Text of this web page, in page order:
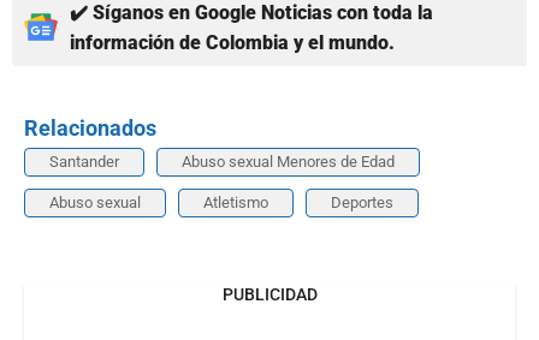
✔️ Síganos en Google Noticias con toda la
información de Colombia y el mundo.
Relacionados
Santander Abuso sexual Menores de Edad
Abuso sexual Atletismo Deportes
PUBLICIDAD